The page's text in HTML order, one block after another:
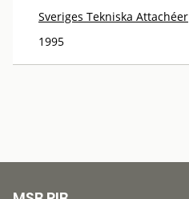
Sveriges Tekniska Attachéer
1995